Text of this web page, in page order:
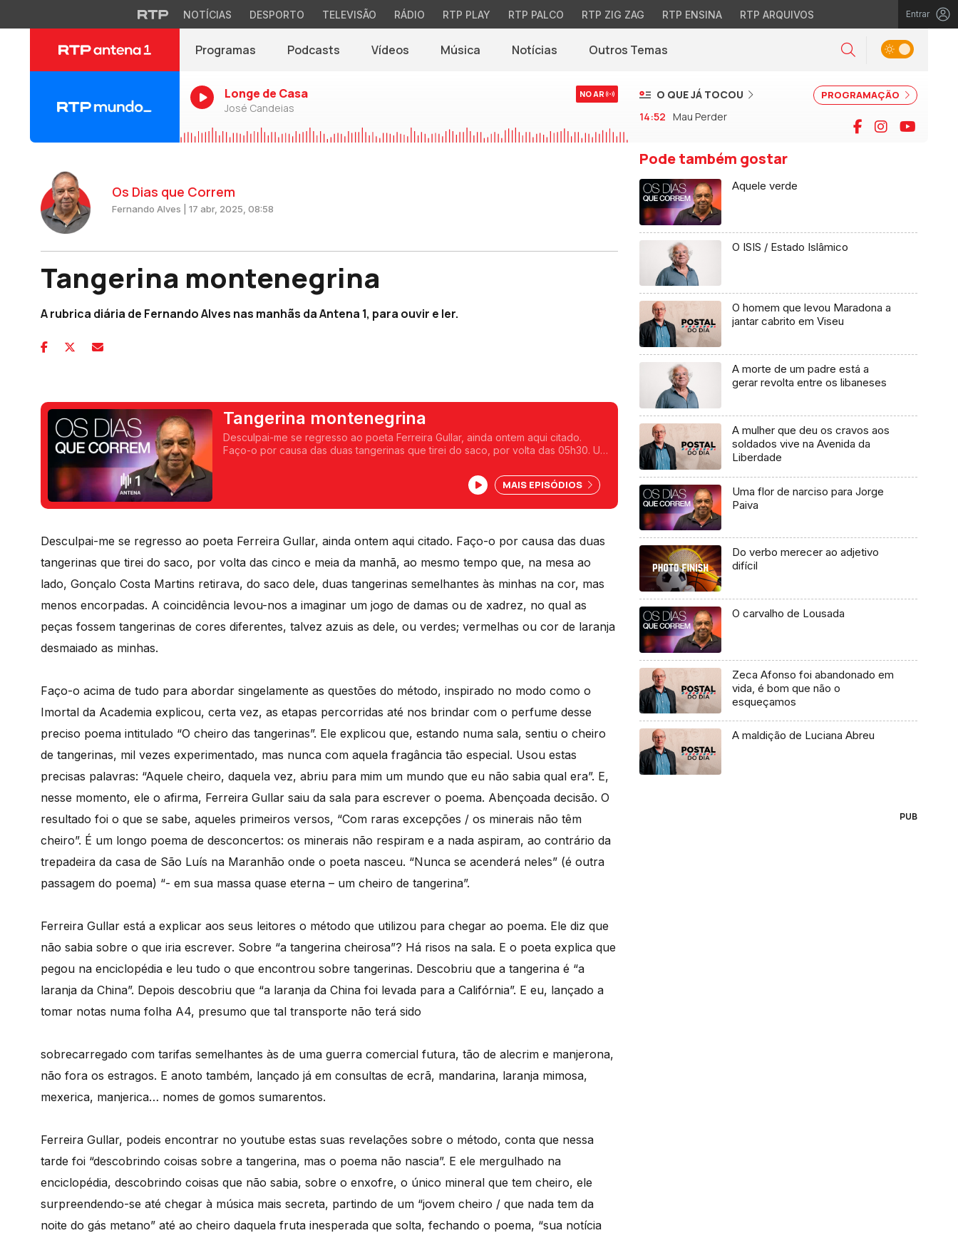
NOTÍCIAS DESPORTO TELEVISÃO RÁDIO RTP PLAY RTP PALCO RTP ZIG ZAG RTP ENSINA RTP ARQUIVOS Entrar
Programas Podcasts Vídeos Música Notícias(abre em nova janela)
Outros Temas Pesquisar
Alternar tema
Longe de Casa
José Candeias
NO AR PROGRAMAÇÃO
O QUE JÁ TOCOU
14:52 Mau Perder Facebook
Instagram
Os Dias que Correm
Fernando Alves | 17 abr, 2025, 08:58
Tangerina montenegrina
A rubrica diária de Fernando Alves nas manhãs da Antena 1, para ouvir e ler.
Tangerina montenegrina
Desculpai-me se regresso ao poeta Ferreira Gullar, ainda ontem aqui citado.
Faço-o por causa das duas tangerinas que tirei do saco, por volta das 05h30. Um
MAIS EPISÓDIOS
Desculpai-me se regresso ao poeta Ferreira Gullar, ainda ontem aqui citado. Faço-o por causa das duas
tangerinas que tirei do saco, por volta das cinco e meia da manhã, ao mesmo tempo que, na mesa ao
lado, Gonçalo Costa Martins retirava, do saco dele, duas tangerinas semelhantes às minhas na cor, mas
menos encorpadas. A coincidência levou-nos a imaginar um jogo de damas ou de xadrez, no qual as
peças fossem tangerinas de cores diferentes, talvez azuis as dele, ou verdes; vermelhas ou cor de laranja
desmaiado as minhas.
Faço-o acima de tudo para abordar singelamente as questões do método, inspirado no modo como o
Imortal da Academia explicou, certa vez, as etapas percorridas até nos brindar com o perfume desse
preciso poema intitulado “O cheiro das tangerinas”. Ele explicou que, estando numa sala, sentiu o cheiro
de tangerinas, mil vezes experimentado, mas nunca com aquela fragância tão especial. Usou estas
precisas palavras: “Aquele cheiro, daquela vez, abriu para mim um mundo que eu não sabia qual era”. E,
nesse momento, ele o afirma, Ferreira Gullar saiu da sala para escrever o poema. Abençoada decisão. O
resultado foi o que se sabe, aqueles primeiros versos, “Com raras excepções / os minerais não têm
cheiro”. É um longo poema de desconcertos: os minerais não respiram e a nada aspiram, ao contrário da
trepadeira da casa de São Luís na Maranhão onde o poeta nasceu. “Nunca se acenderá neles” (é outra
passagem do poema) “- em sua massa quase eterna – um cheiro de tangerina”.
Ferreira Gullar está a explicar aos seus leitores o método que utilizou para chegar ao poema. Ele diz que
não sabia sobre o que iria escrever. Sobre “a tangerina cheirosa”? Há risos na sala. E o poeta explica que
pegou na enciclopédia e leu tudo o que encontrou sobre tangerinas. Descobriu que a tangerina é “a
laranja da China”. Depois descobriu que “a laranja da China foi levada para a Califórnia”. E eu, lançado a
tomar notas numa folha A4, presumo que tal transporte não terá sido
sobrecarregado com tarifas semelhantes às de uma guerra comercial futura, tão de alecrim e manjerona,
não fora os estragos. E anoto também, lançado já em consultas de ecrã, mandarina, laranja mimosa,
mexerica, manjerica… nomes de gomos sumarentos.
Ferreira Gullar, podeis encontrar no youtube estas suas revelações sobre o método, conta que nessa
tarde foi “descobrindo coisas sobre a tangerina, mas o poema não nascia”. E ele mergulhado na
enciclopédia, descobrindo coisas que não sabia, sobre o enxofre, o único mineral que tem cheiro, ele
surpreendendo-se até chegar à música mais secreta, partindo de um “jovem cheiro / que nada tem da
noite do gás metano” até ao cheiro daquela fruta inesperada que solta, fechando o poema, “sua notícia
Pode também gostar
Aquele verde
O ISIS / Estado Islâmico
O homem que levou Maradona a
jantar cabrito em Viseu
A morte de um padre está a
gerar revolta entre os libaneses
A mulher que deu os cravos aos
soldados vive na Avenida da
Liberdade
Uma flor de narciso para Jorge
Paiva
Do verbo merecer ao adjetivo
difícil
O carvalho de Lousada
Zeca Afonso foi abandonado em
vida, é bom que não o
esqueçamos
A maldição de Luciana Abreu
PUB